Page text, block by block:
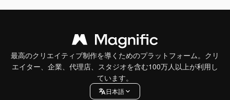
最高のクリエイティブ制作を導くためのプラットフォーム。クリ
エイター、企業、代理店、スタジオを含む100万人以上が利用し
ています。
日本語